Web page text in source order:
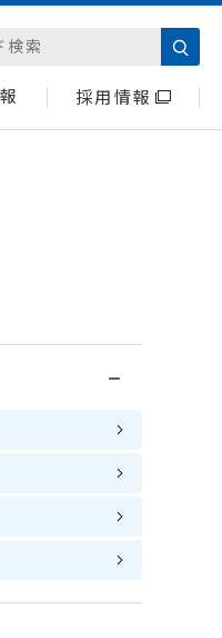
採用情報